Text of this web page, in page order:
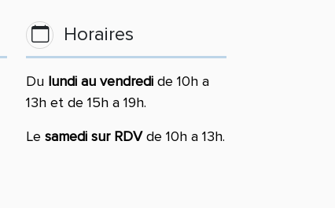
Horaires
Du lundi au vendredi de 10h a
13h et de 15h a 19h.
Le samedi sur RDVde 10h a 13h.